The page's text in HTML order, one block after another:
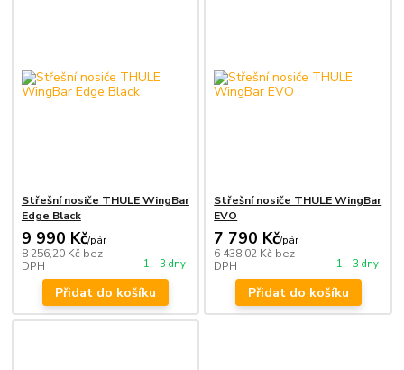
Střešní nosiče THULE WingBar
Edge Black
9 990 Kč/pár
8 256,20 Kč bez
DPH
1 - 3 dny
Přidat do košíku
Střešní nosiče THULE WingBar
EVO
7 790 Kč/pár
6 438,02 Kč bez
DPH
1 - 3 dny
Přidat do košíku